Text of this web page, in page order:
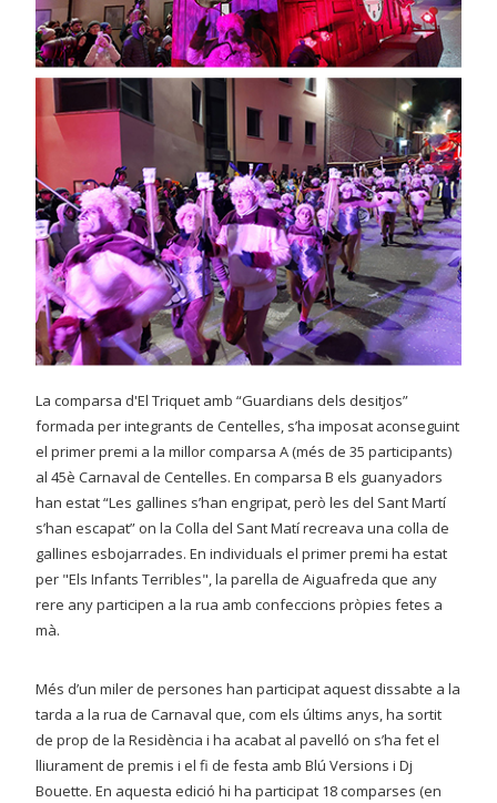
La comparsa d'El Triquet amb “Guardians dels desitjos”
formada per integrants de Centelles, s’ha imposat aconseguint
el primer premi a la millor comparsa A (més de 35 participants)
al 45è Carnaval de Centelles. En comparsa B els guanyadors
han estat “Les gallines s’han engripat, però les del Sant Martí
s’han escapat” on la Colla del Sant Matí recreava una colla de
gallines esbojarrades. En individuals el primer premi ha estat
per "Els Infants Terribles", la parella de Aiguafreda que any
rere any participen a la rua amb confeccions pròpies fetes a
mà.
Més d’un miler de persones han participat aquest dissabte a la
tarda a la rua de Carnaval que, com els últims anys, ha sortit
de prop de la Residència i ha acabat al pavelló on s’ha fet el
lliurament de premis i el fi de festa amb Blú Versions i Dj
Bouette. En aquesta edició hi ha participat 18 comparses (en